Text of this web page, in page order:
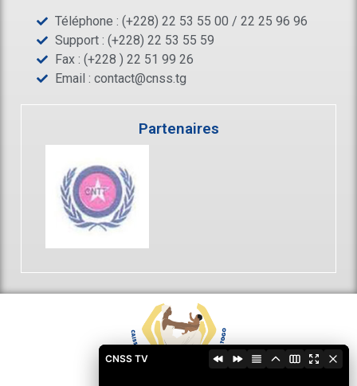
Téléphone : (+228) 22 53 55 00 / 22 25 96 96
Support : (+228) 22 53 55 59
Fax : (+228 ) 22 51 99 26
Email : contact@cnss.tg
Partenaires
CNSS TV